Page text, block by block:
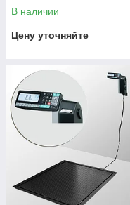
В наличии
Цену уточняйте